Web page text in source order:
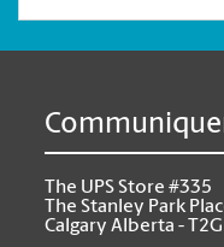
The UPS Store #335
The Stanley Park
Calgary Alberta -